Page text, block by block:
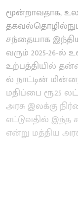
மூன்றாவதாக,
சந்தையாக
வரும் 2025-26-
உற்பத்தியில்
ல் நாட்டின்
மதிப்பை ரூ.25
அரசு இலக்கு
எட்டுவதில் இந்த
என்று மத்திய